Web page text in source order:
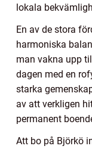
lokala
En av de stora
harmoniska
man vakna upp
dagen med en
starka
av att verkligen
permanent
Att bo på Björkö